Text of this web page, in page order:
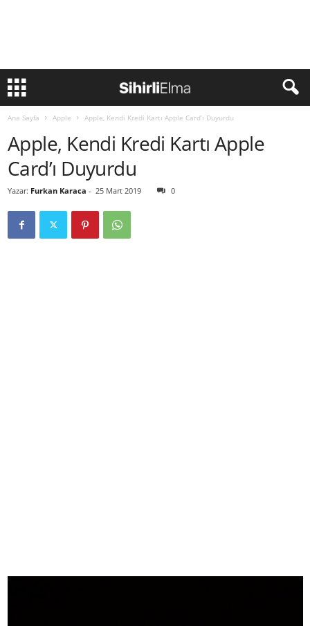
Ana Sayfa Apple Apple, Kendi Kredi Kartı Apple Card’ı Duyurdu
Apple, Kendi Kredi Kartı Apple
Card’ı Duyurdu
Yazar: Furkan Karaca - 25 Mart 2019 0